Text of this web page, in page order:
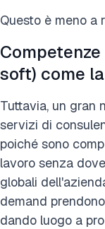
Questo è meno a
soft) come
Tuttavia, un gran
servizi di
poiché sono
lavoro senza
globali
demand
dando luogo a